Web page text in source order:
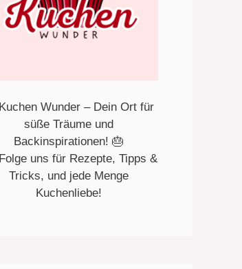
Wunder – Dein Ort für
süße Träume und
Backinspirationen! 🎂
uns für Rezepte, Tipps &
Tricks, und jede Menge
Kuchenliebe!